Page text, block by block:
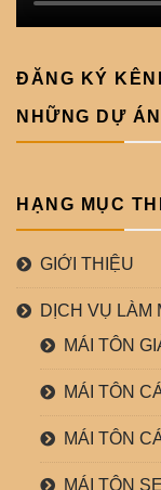
ĐĂNG KÝ
NHỮNG DỰ
HẠNG MỤC
GIỚI THIỆU
DỊCH VỤ LÀM
MÁI TÔN
MÁI TÔN
MÁI TÔN
MÁI TÔN